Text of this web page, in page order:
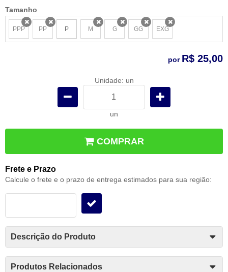
Tamanho
PPP
x PPx P M G GGx EXG
x
por R$ 25,00
Unidade: un
un
COMPRAR
Frete e Prazo
Calcule o frete e o prazo de entrega estimados para sua região:
Descrição do Produto
Produtos Relacionados